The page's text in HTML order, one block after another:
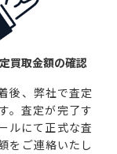
買取金額の確認
後、弊社で査定
。査定が完了す
ルにて正式な査
をご連絡いたし